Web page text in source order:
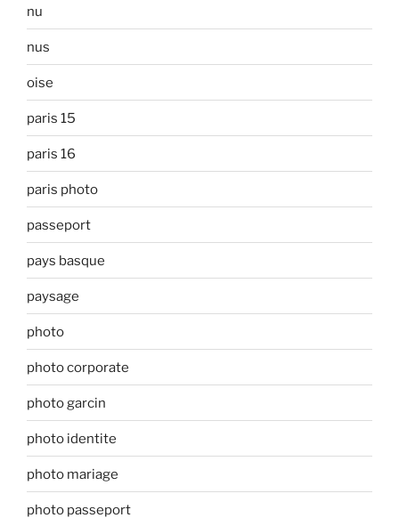
nu
nus
oise
paris 15
paris 16
paris photo
passeport
pays basque
paysage
photo
photo corporate
photo garcin
photo identite
photo mariage
photo passeport